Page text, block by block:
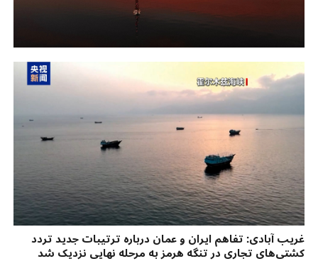
غریب آبادی: تفاهم ایران و عمان درباره ترتیبات جدید تردد
کشتی‌های تجاری در تنگه هرمز به مرحله نهایی نزدیک شد